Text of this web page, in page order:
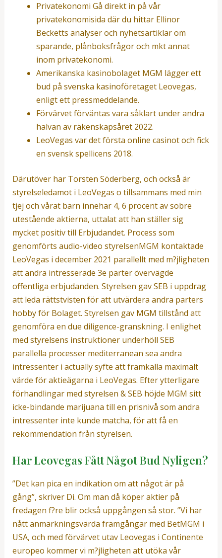
Privatekonomi Gå direkt in på vår
privatekonomisida där du hittar Ellinor
Becketts analyser och nyhetsartiklar om
sparande, plånboksfrågor och mkt annat
inom privatekonomi.
Amerikanska kasinobolaget MGM lägger ett
bud på svenska kasinoföretaget Leovegas,
enligt ett pressmeddelande.
Förvärvet förväntas vara såklart under andra
halvan av räkenskapsåret 2022.
LeoVegas var det första online casinot och fick
en svensk spellicens 2018.
Därutöver har Torsten Söderberg, och också är
styrelseledamot i LeoVegas o tillsammans med min
tjej och vårat barn innehar 4, 6 procent av sobre
utestående aktierna, uttalat att han ställer sig
mycket positiv till Erbjudandet. Process som
genomförts audio-video styrelsenMGM kontaktade
LeoVegas i december 2021 parallellt med m?jligheten
att andra intresserade 3e parter övervägde
offentliga erbjudanden. Styrelsen gav SEB i uppdrag
att leda rättstvisten för att utvärdera andra parters
hobby för Bolaget. Styrelsen gav MGM tillstånd att
genomföra en due diligence-granskning. I enlighet
med styrelsens instruktioner underhöll SEB
parallella processer mediterranean sea andra
intressenter i actually syfte att framkalla maximalt
värde för aktieägarna i LeoVegas. Efter ytterligare
förhandlingar med styrelsen & SEB höjde MGM sitt
icke-bindande marijuana till en prisnivå som andra
intressenter inte kunde matcha, för att få en
rekommendation från styrelsen.
Har Leovegas Fått Något Bud Nyligen?
”Det kan pica en indikation om att något är på
gång”, skriver Di. Om man då köper aktier på
fredagen f?re blir också uppgången så stor. ”Vi har
nått anmärkningsvärda framgångar med BetMGM i
USA, och med förvärvet utav Leovegas i Continente
europeo kommer vi m?jligheten att utöka vår